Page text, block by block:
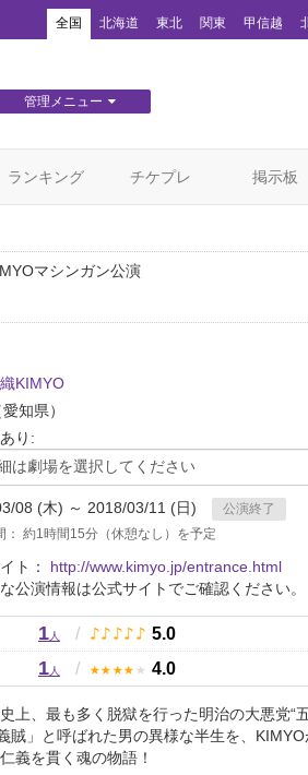
全国 北海道 東北 関東 甲信越
管理メニュー
ランキング チケプレ 掲示板
マシンガン公演
KIMYO
知県）
り:
08 (木) ～ 2018/03/11 (日)
公演終了
： 約1時間15分（休憩なし）を予定
ト： http://www.kimyo.jp/entrance.html
公演情報は公式サイトでご確認ください。
1人 / ♪ ♪ ♪ ♪ ♪ 5.0
1人 / ★ ★ ★ ★ ★ 4.0
上、最も多く脱獄を行った明治の大悪党“
賊」と呼ばれた男の異様な半生を、
義を貫く魂の物語！